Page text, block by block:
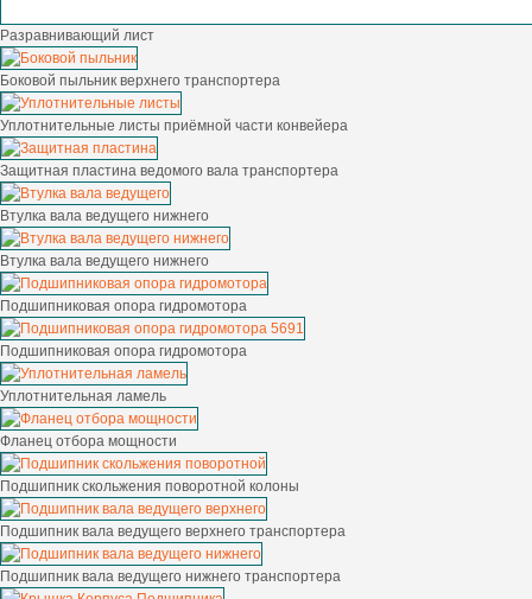
Разравнивающий лист
Боковой пыльник верхнего транспортера
Уплотнительные листы приёмной части конвейера
Защитная пластина ведомого вала транспортера
Втулка вала ведущего нижнего
Втулка вала ведущего нижнего
Подшипниковая опора гидромотора
Подшипниковая опора гидромотора
Уплотнительная ламель
Фланец отбора мощности
Подшипник скольжения поворотной колоны
Подшипник вала ведущего верхнего транспортера
Подшипник вала ведущего нижнего транспортера